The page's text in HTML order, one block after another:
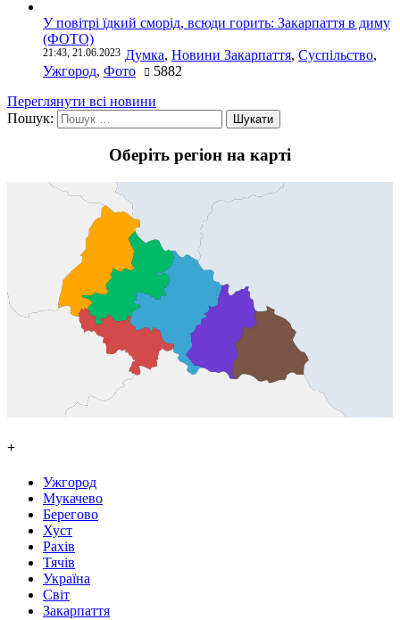
У повітрі їдкий сморід, всюди горить: Закарпаття в диму
(ФОТО)
21:43, 21.06.2023 Думка, Новини Закарпаття, Суспільство,
Ужгород, Фото
5882
Переглянути всі новини
Пошук:
Оберіть регіон на карті
+
Ужгород
Мукачево
Берегово
Хуст
Рахів
Тячів
Україна
Світ
Закарпаття